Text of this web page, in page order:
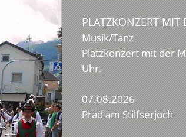
PLATZKONZERT MIT
Musik/Tanz
Platzkonzert mit der
Uhr.
07.08.2026
Prad am Stilfserjoch